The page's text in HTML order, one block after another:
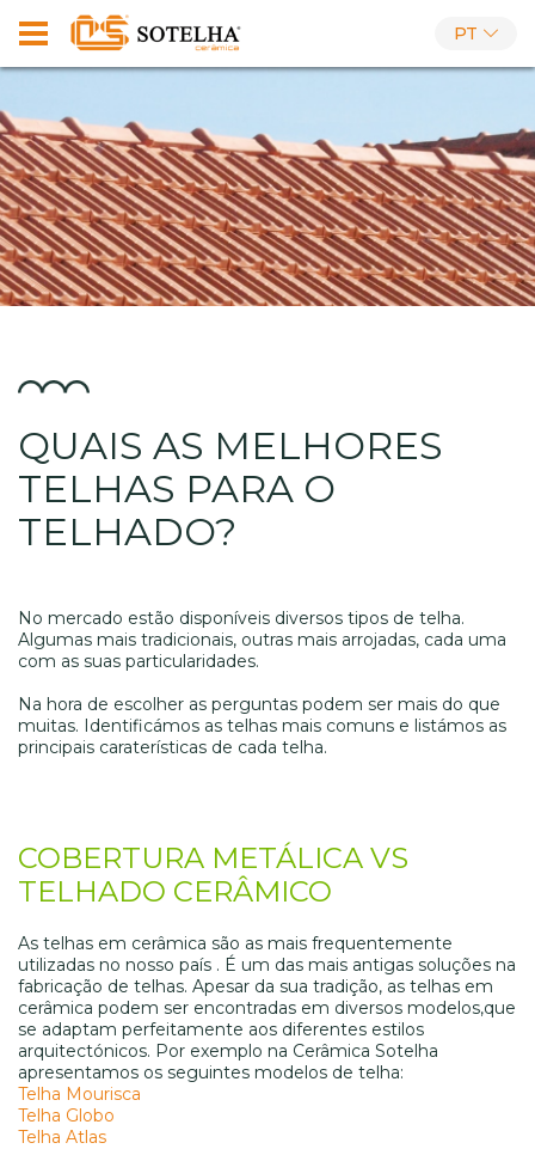
PT
QUAIS AS MELHORES
TELHAS PARA O
TELHADO?
No mercado estão disponíveis diversos tipos de telha.
Algumas mais tradicionais, outras mais arrojadas, cada uma
com as suas particularidades.
Na hora de escolher as perguntas podem ser mais do que
muitas. Identificámos as telhas mais comuns e listámos as
principais caraterísticas de cada telha.
COBERTURA METÁLICA VS
TELHADO CERÂMICO
As telhas em cerâmica são as mais frequentemente
utilizadas no nosso país . É um das mais antigas soluções na
fabricação de telhas. Apesar da sua tradição, as telhas em
cerâmica podem ser encontradas em diversos modelos,que
se adaptam perfeitamente aos diferentes estilos
arquitectónicos. Por exemplo na Cerâmica Sotelha
apresentamos os seguintes modelos de telha:
Telha Mourisca
Telha Globo
Telha Atlas